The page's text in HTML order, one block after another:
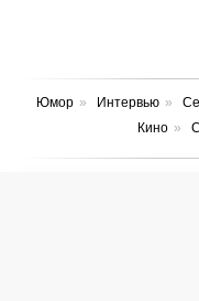
Юмор » Интервью »
Кино »